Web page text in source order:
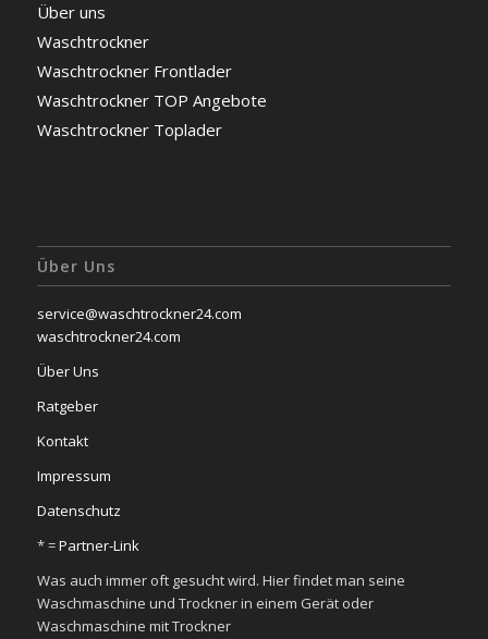
Über uns
Waschtrockner
Waschtrockner Frontlader
Waschtrockner TOP Angebote
Waschtrockner Toplader
Über Uns
service@waschtrockner24.com
waschtrockner24.com
Über Uns
Ratgeber
Kontakt
Impressum
Datenschutz
* =Partner-Link
Was auch immer oft gesucht wird. Hier findet man seine
Waschmaschine und Trockner in einem Gerät oder
Waschmaschine mit Trockner